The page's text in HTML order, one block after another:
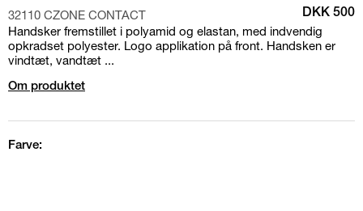
32110 CZONE CONTACT DKK 500
Handsker fremstillet i polyamid og elastan, med indvendig
opkradset polyester. Logo applikation på front. Handsken er
vindtæt, vandtæt ...
Om produktet
Farve: